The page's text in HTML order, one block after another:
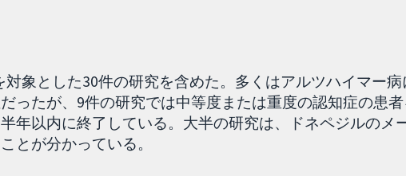
対象とした30件の研究を含めた。多くはアルツハイマー
ったが、9件の研究では中等度または重度の認知症の患者
年以内に終了している。大半の研究は、ドネペジルのメ
とが分かっている。